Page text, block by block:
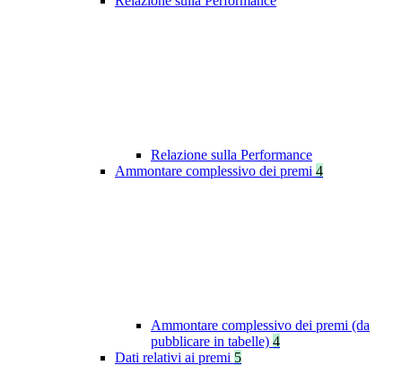
Relazione sulla Performance
Ammontare complessivo dei premi 4
Ammontare complessivo dei premi (da
pubblicare in tabelle) 4
Dati relativi ai premi 5